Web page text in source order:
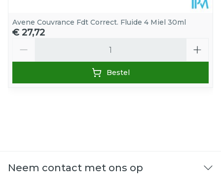
Avene Couvrance Fdt Correct. Fluide 4 Miel 30ml
€ 27,72
Bestel
Neem contact met ons op